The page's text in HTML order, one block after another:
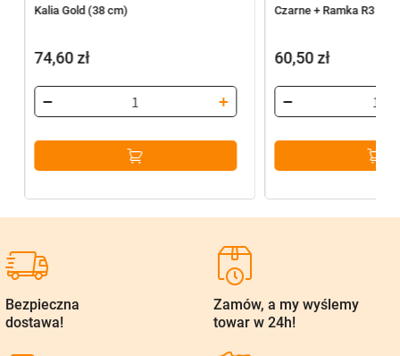
Kalia Gold (38 cm)
74,60zł
Czarne + Ramka R3
60,50zł
Bezpieczna
dostawa!
Zamów, a my wyślemy
towar w 24h!